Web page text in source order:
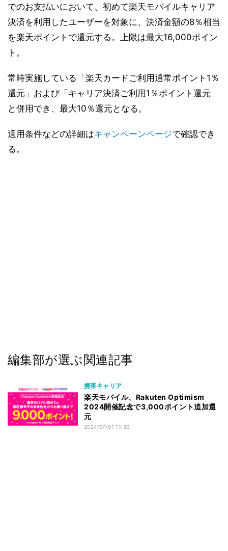
でのお支払いにおいて、初めて楽天モバイルキャリア
決済を利用したユーザーを対象に、決済金額の8％相当
を楽天ポイントで還元する。上限は最大16,000ポイン
ト。
常時実施している「楽天カードご利用通常ポイント1％
還元」および「キャリア決済ご利用1％ポイント還元」
と併用でき、最大10％還元となる。
適用条件などの詳細はキャンペーンページで確認でき
る。
編集部が選ぶ関連記事
携帯キャリア
楽天モバイル、Rakuten Optimism
2024開催記念で3,000ポイント追加還
元
2024/07/01 11:30